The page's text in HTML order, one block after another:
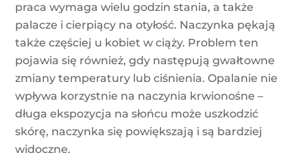
praca wymaga wielu godzin stania, a także
palacze i cierpiący na otyłość. Naczynka pękają
także częściej u kobiet w ciąży. Problem ten
pojawia się również, gdy następują gwałtowne
zmiany temperatury lub ciśnienia. Opalanie nie
wpływa korzystnie na naczynia krwionośne –
długa ekspozycja na słońcu może uszkodzić
skórę, naczynka się powiększają i są bardziej
widoczne.